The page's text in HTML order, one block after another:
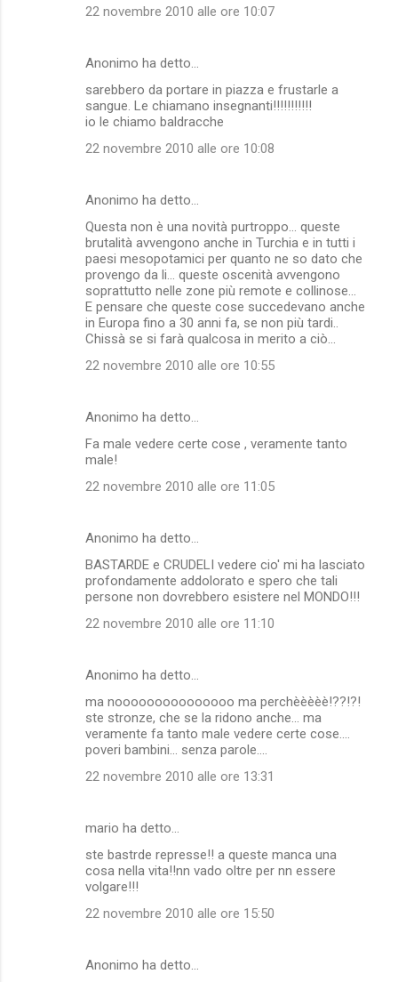
22 novembre 2010 alle ore 10:07
Anonimo ha detto…
sarebbero da portare in piazza e frustarle a
sangue. Le chiamano insegnanti!!!!!!!!!!!
io le chiamo baldracche
22 novembre 2010 alle ore 10:08
Anonimo ha detto…
Questa non è una novità purtroppo... queste
brutalità avvengono anche in Turchia e in tutti i
paesi mesopotamici per quanto ne so dato che
provengo da li... queste oscenità avvengono
soprattutto nelle zone più remote e collinose...
E pensare che queste cose succedevano anche
in Europa fino a 30 anni fa, se non più tardi..
Chissà se si farà qualcosa in merito a ciò...
22 novembre 2010 alle ore 10:55
Anonimo ha detto…
Fa male vedere certe cose , veramente tanto
male!
22 novembre 2010 alle ore 11:05
Anonimo ha detto…
BASTARDE e CRUDELI vedere cio' mi ha lasciato
profondamente addolorato e spero che tali
persone non dovrebbero esistere nel MONDO!!!
22 novembre 2010 alle ore 11:10
Anonimo ha detto…
ma nooooooooooooooo ma perchèèèèè!??!?!
ste stronze, che se la ridono anche... ma
veramente fa tanto male vedere certe cose....
poveri bambini... senza parole....
22 novembre 2010 alle ore 13:31
mario ha detto…
ste bastrde represse!! a queste manca una
cosa nella vita!!nn vado oltre per nn essere
volgare!!!
22 novembre 2010 alle ore 15:50
Anonimo ha detto…